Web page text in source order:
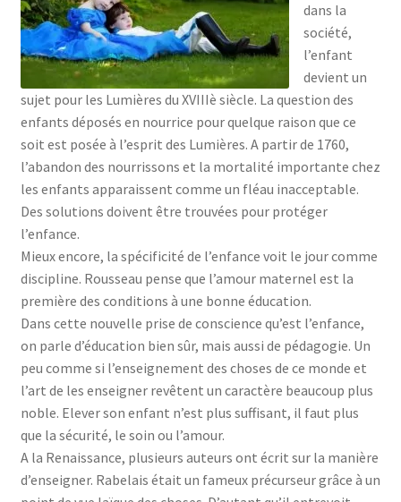
dans la
société,
l’enfant
devient un
sujet pour les Lumières du XVIIIè siècle. La question des
enfants déposés en nourrice pour quelque raison que ce
soit est posée à l’esprit des Lumières. A partir de 1760,
l’abandon des nourrissons et la mortalité importante chez
les enfants apparaissent comme un fléau inacceptable.
Des solutions doivent être trouvées pour protéger
l’enfance.
Mieux encore, la spécificité de l’enfance voit le jour comme
discipline. Rousseau pense que l’amour maternel est la
première des conditions à une bonne éducation.
Dans cette nouvelle prise de conscience qu’est l’enfance,
on parle d’éducation bien sûr, mais aussi de pédagogie. Un
peu comme si l’enseignement des choses de ce monde et
l’art de les enseigner revêtent un caractère beaucoup plus
noble. Elever son enfant n’est plus suffisant, il faut plus
que la sécurité, le soin ou l’amour.
A la Renaissance, plusieurs auteurs ont écrit sur la manière
d’enseigner. Rabelais était un fameux précurseur grâce à un